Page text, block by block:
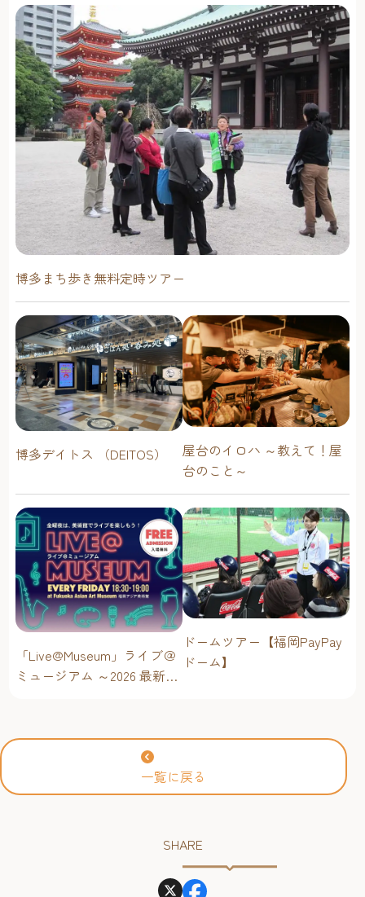
博多まち歩き無料定時ツアー
博多デイトス （DEITOS）
屋台のイロハ ～教えて！屋
台のこと～
「Live@Museum」ライブ＠
ミュージアム ～2026 最新イ
ドームツアー【福岡PayPay
ドーム】
一覧に戻る
SHARE